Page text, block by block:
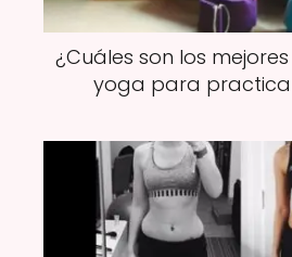
¿Cuáles son los
yoga para